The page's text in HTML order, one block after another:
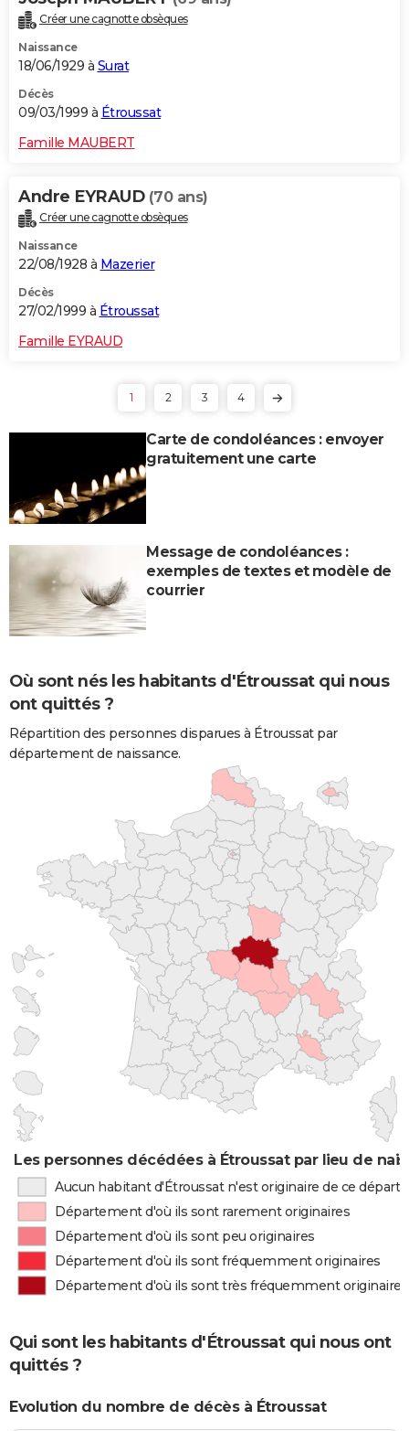
Créer une cagnotte obsèques
Naissance
18/06/1929 à Surat
Décès
09/03/1999 à Étroussat
Famille MAUBERT
Andre EYRAUD (70 ans)
Créer une cagnotte obsèques
Naissance
22/08/1928 à Mazerier
Décès
27/02/1999 à Étroussat
Famille EYRAUD
1 2 3 4
Carte de condoléances : envoyer
gratuitement une carte
Message de condoléances :
exemples de textes et modèle de
courrier
Où sont nés les habitants d'Étroussat qui nous
ont quittés ?
Répartition des personnes disparues à Étroussat par
département de naissance.
Les personnes décédées à Étroussat par lieu de
Aucun habitant d'Étroussat n'est originaire de ce
Département d'où ils sont rarement originaires
Département d'où ils sont peu originaires
Département d'où ils sont fréquemment originaires
Département d'où ils sont très fréquemment originaires
Qui sont les habitants d'Étroussat qui nous ont
quittés ?
Evolution du nombre de décès à Étroussat